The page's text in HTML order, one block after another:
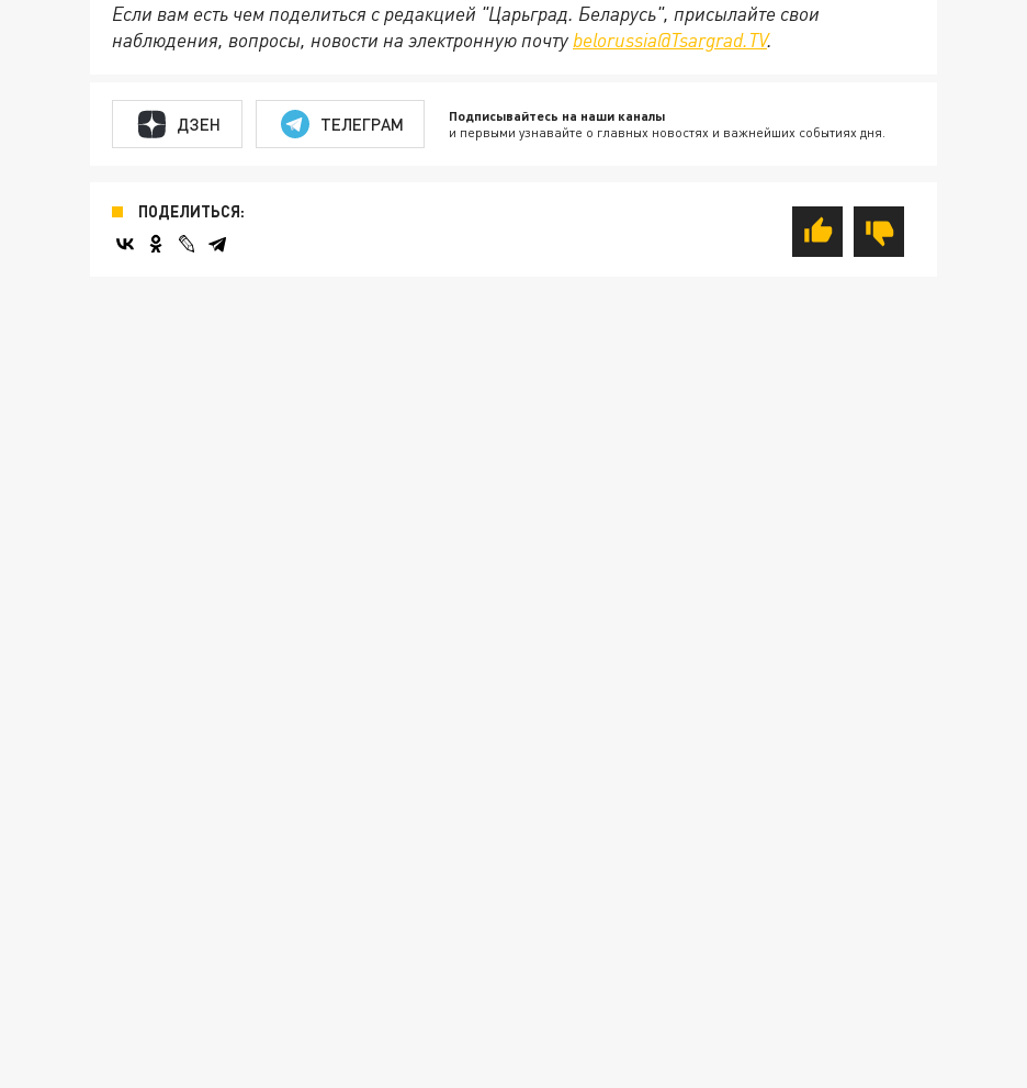
Если вам есть чем поделиться с редакцией "Царьград. Беларусь", присылайте свои
наблюдения, вопросы, новости на электронную почту belorussia@Tsargrad.TV.
ДЗЕН ТЕЛЕГРАМ Подписывайтесь на наши каналы
и первыми узнавайте о главных новостях и важнейших событиях дня.
ПОДЕЛИТЬСЯ: